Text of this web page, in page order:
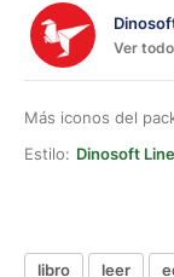
Ver
Más iconos del
Estilo: Dinosoft
libro leer